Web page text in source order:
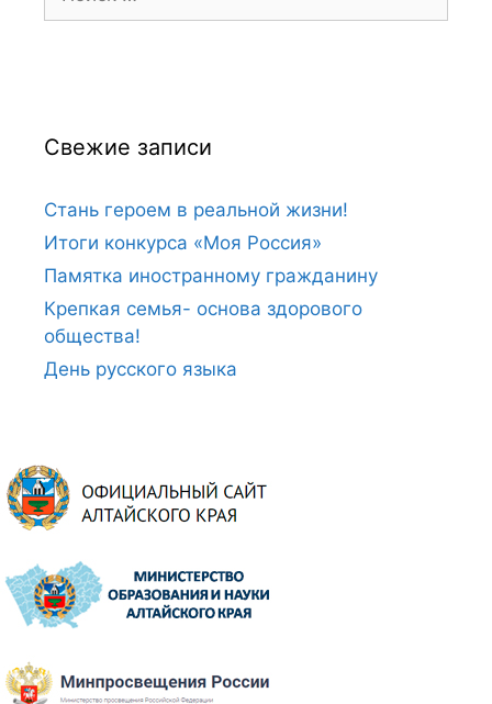
Свежие записи
Стань героем в реальной жизни!
Итоги конкурса «Моя Россия»
Памятка иностранному гражданину
Крепкая семья- основа здорового
общества!
День русского языка